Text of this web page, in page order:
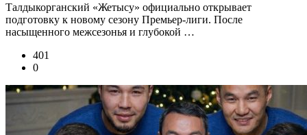
Талдыкорганский «Жетысу» официально открывает
подготовку к новому сезону Премьер-лиги. После
насыщенного межсезонья и глубокой …
401
0